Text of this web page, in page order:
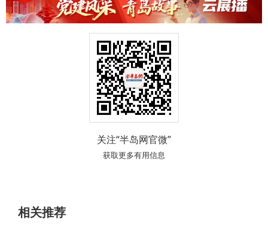
关注“半岛网官微”
获取更多有用信息
相关推荐